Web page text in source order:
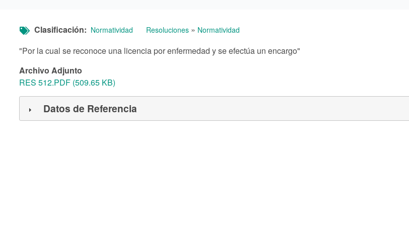
Clasificación Normatividad Resoluciones » Normatividad
"Por la cual se reconoce una licencia por enfermedad y se efectúa un encargo"
Archivo Adjunto
RES 512.PDF (509.65 KB)
Datos de Referencia